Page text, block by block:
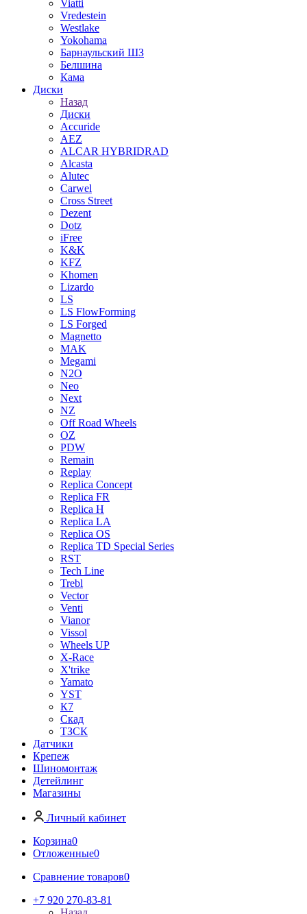
Viatti
Vredestein
Westlake
Yokohama
Барнаульский ШЗ
Белшина
Кама
Диски
Назад
Диски
Accuride
AEZ
ALCAR HYBRIDRAD
Alcasta
Alutec
Carwel
Cross Street
Dezent
Dotz
iFree
K&K
KFZ
Khomen
Lizardo
LS
LS FlowForming
LS Forged
Magnetto
MAK
Megami
N2O
Neo
Next
NZ
Off Road Wheels
OZ
PDW
Remain
Replay
Replica Concept
Replica FR
Replica H
Replica LA
Replica OS
Replica TD Special Series
RST
Tech Line
Trebl
Vector
Venti
Vianor
Vissol
Wheels UP
X-Race
X'trike
Yamato
YST
К7
Скад
ТЗСК
Датчики
Крепеж
Шиномонтаж
Детейлинг
Магазины
Личный кабинет
Корзина0
Отложенные0
Сравнение товаров0
+7 920 270-83-81